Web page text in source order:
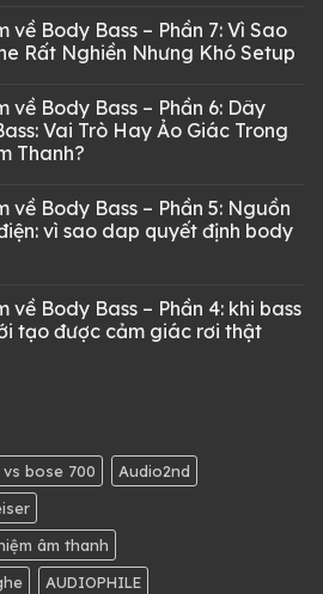
về Body Bass – Phần 7: Vì Sao
Rất Nghiền Nhưng Khó Setup
về Body Bass – Phần 6: Dây
Vai Trò Hay Ảo Giác Trong
Thanh?
về Body Bass – Phần 5: Nguồn
vì sao dap quyết định body
về Body Bass – Phần 4: khi bass
tạo được cảm giác rơi thật
bose 700
Audio2nd
âm thanh
AUDIOPHILE